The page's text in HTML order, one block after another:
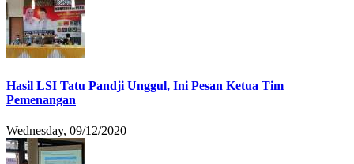
Hasil LSI Tatu Pandji Unggul, Ini Pesan Ketua Tim
Pemenangan
Wednesday, 09/12/2020